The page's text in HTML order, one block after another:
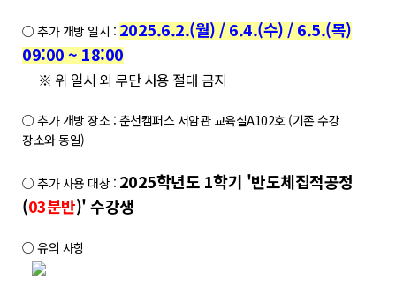
성과확산센터
소개
POLAR explorer
POLAR expert
POLAR edu
○ 추가 개방 일시 : 2025.6.2.(월) / 6.4.(수) / 6.5.(목)
09:00 ~ 18:00
※ 위 일시 외 무단 사용 절대 금지
○ 추가 개방 장소 : 춘천캠퍼스 서암관 교육실A102호 (기존 수강
장소와 동일)
○ 추가 사용 대상 : 2025학년도 1학기 '반도체집적공정
(03분반)' 수강생
○ 유의 사항